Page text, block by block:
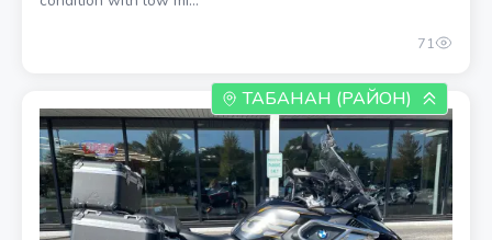
71
ТАБАНАН (РАЙОН)